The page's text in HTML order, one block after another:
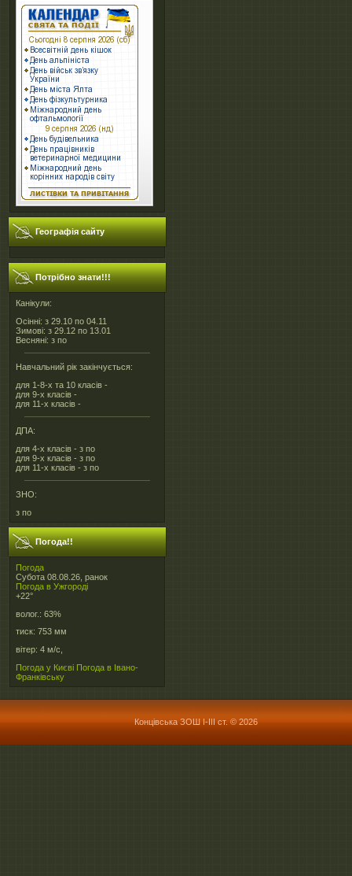
Географія сайту
Потрібно знати!!!
Канікули:
Осінні: з 29.10 по 04.11
Зимові: з 29.12 по 13.01
Весняні: з по
Навчальний рік закінчується:
для 1-8-х та 10 класів -
для 9-х класів -
для 11-х класів -
ДПА:
для 4-х класів - з по
для 9-х класів - з по
для 11-х класів - з по
ЗНО:
з по
Погода!!
Погода
Субота 08.08.26, ранок
Погода в Ужгороді
+22°
волог.: 63%
тиск: 753 мм
вітер: 4 м/с,
Погода у Києві Погода в Івано-
Франківську
Концівська ЗОШ І-ІІІ ст. © 2026